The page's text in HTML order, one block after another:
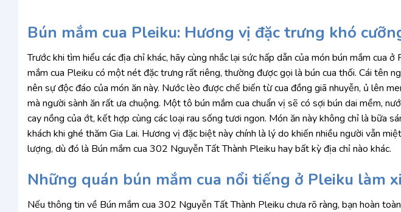
Bún mắm cua Pleiku: Hương vị đặc trưng khó
Trước khi tìm hiểu các địa chỉ khác, hãy cùng nhắc lại sức hấp dẫn của món bún mắm cua
mắm cua Pleiku có một nét đặc trưng rất riêng, thường được gọi là bún cua thối. Cái tên
nên sự độc đáo của món ăn này. Nước lèo được chế biến từ cua đồng giã nhuyễn, ủ lên
mà người sành ăn rất ưa chuộng. Một tô bún mắm cua chuẩn vị sẽ có sợi bún dai mềm,
cay nồng của ớt, kết hợp cùng các loại rau sống tươi ngon. Món ăn này không chỉ là bữa
khách khi ghé thăm Gia Lai. Hương vị đặc biệt này chính là lý do khiến nhiều người vẫn
lượng, dù đó là Bún mắm cua 302 Nguyễn Tất Thành Pleiku hay bất kỳ địa chỉ nào khác.
Những quán bún mắm cua nổi tiếng ở Pleiku làm
Nếu thông tin về Bún mắm cua 302 Nguyễn Tất Thành Pleiku chưa rõ ràng, bạn hoàn